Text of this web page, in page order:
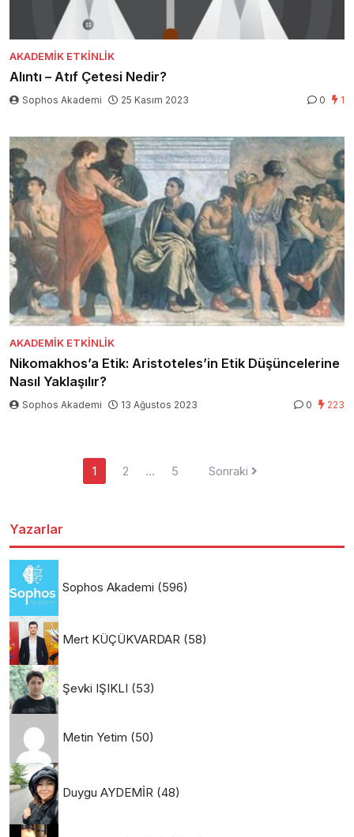
AKADEMIK ETKINLIK
Alıntı – Atıf Çetesi Nedir?
Sophos Akademi 25 Kasım 2023 0 1
AKADEMIK ETKINLIK
Nikomakhos’a Etik: Aristoteles’in Etik Düşüncelerine
Nasıl Yaklaşılır?
Sophos Akademi 13 Ağustos 2023 0 223
1 2 … 5 Sonraki
Yazarlar
Sophos Akademi (596)
Mert KÜÇÜKVARDAR (58)
Şevki IŞIKLI (53)
Metin Yetim (50)
Duygu AYDEMİR (48)